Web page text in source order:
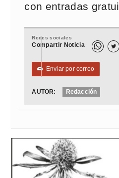
con entradas
Redes sociales
Compartir Noticia 
✉ Enviar por correo
AUTOR: Redacción